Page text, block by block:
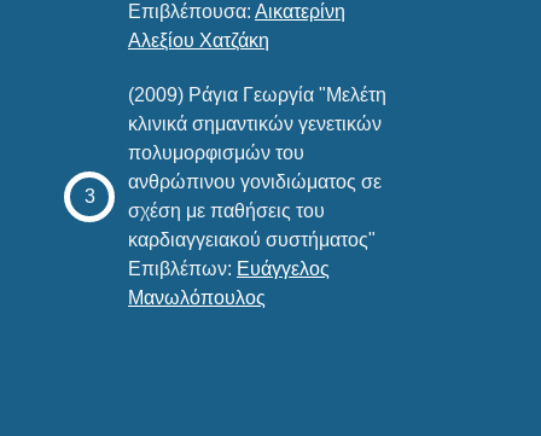
Επιβλέπουσα: Αικατερίνη
Αλεξίου Χατζάκη
(2009) Ράγια Γεωργία "Μελέτη
κλινικά σημαντικών γενετικών
πολυμορφισμών του
ανθρώπινου γονιδιώματος σε
σχέση με παθήσεις του
καρδιαγγειακού συστήματος"
Επιβλέπων: Ευάγγελος
Μανωλόπουλος